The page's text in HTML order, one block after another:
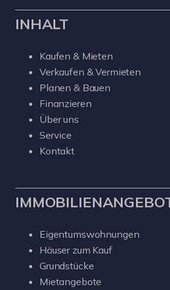
INHALT
Kaufen & Mieten
Verkaufen & Vermieten
Planen & Bauen
Finanzieren
Über uns
Service
Kontakt
Eigentumswohnungen
Häuser zum Kauf
Grundstücke
Mietangebote